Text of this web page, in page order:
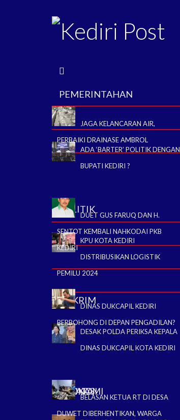
B
E
R
A
N
A
PEMERINTAHAN
JAGA KELANCARAN AIR,
PERBAIKI DRAINASE AMBROL
ADA ‘BARTER’ POLITIK DENGAN
BUPATI KEDIRI ?
POLITIK
DUET GUS FARUQ DAN H.
SENTOT KEMBALI NAHKODAI PKB
KEDIRI
KPU KOTA KEDIRI
DISTRIBUSIKAN LOGISTIK
PEMILU 2024
HUKRIM
DINAS DUKCAPIL KEDIRI
BERBOHONG DI DEPAN PENGADILAN?
DESAK POLDA PERIKSA KEPALA
DINAS DUKCAPIL KOTA KEDIRI
EKONOMI
WISATA
EDUKASI
BELASAN KETUA RT DI DESA
DUWET DIBERHENTIKAN, WARGA